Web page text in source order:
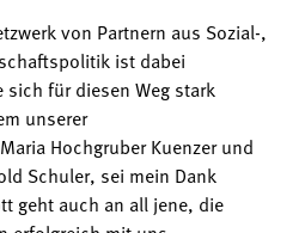
von Partnern aus Sozial-,
ist dabei
für diesen Weg stark
unserer
Hochgruber Kuenzer und
Schuler, sei mein Dank
geht auch an all jene, die